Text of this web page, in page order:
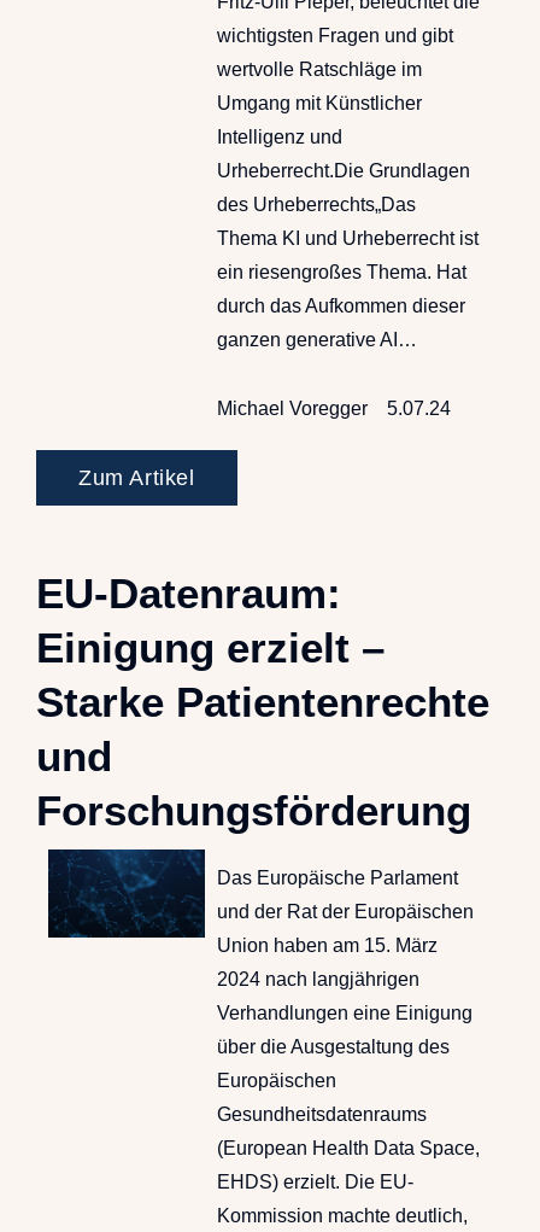
wichtigsten Fragen und gibt
wertvolle Ratschläge im
Umgang mit Künstlicher
Intelligenz und
Urheberrecht.Die Grundlagen
des Urheberrechts„Das
Thema KI und Urheberrecht ist
ein riesengroßes Thema. Hat
durch das Aufkommen dieser
ganzen generative AI…
Michael Voregger 5.07.24
Zum Artikel
EU-Datenraum:
Einigung erzielt –
Starke Patientenrechte
und
Forschungsförderung
Das Europäische Parlament
und der Rat der Europäischen
Union haben am 15. März
2024 nach langjährigen
Verhandlungen eine Einigung
über die Ausgestaltung des
Europäischen
Gesundheitsdatenraums
(European Health Data Space,
EHDS) erzielt. Die EU-
Kommission machte deutlich,